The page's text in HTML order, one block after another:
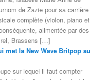
de Zazie pour sa carrière
complète (violon, piano et
alimentée par des
Brassens […]
met la New Wave Britpop au
sur lequel il faut compter